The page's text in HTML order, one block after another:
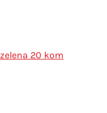
20 kom